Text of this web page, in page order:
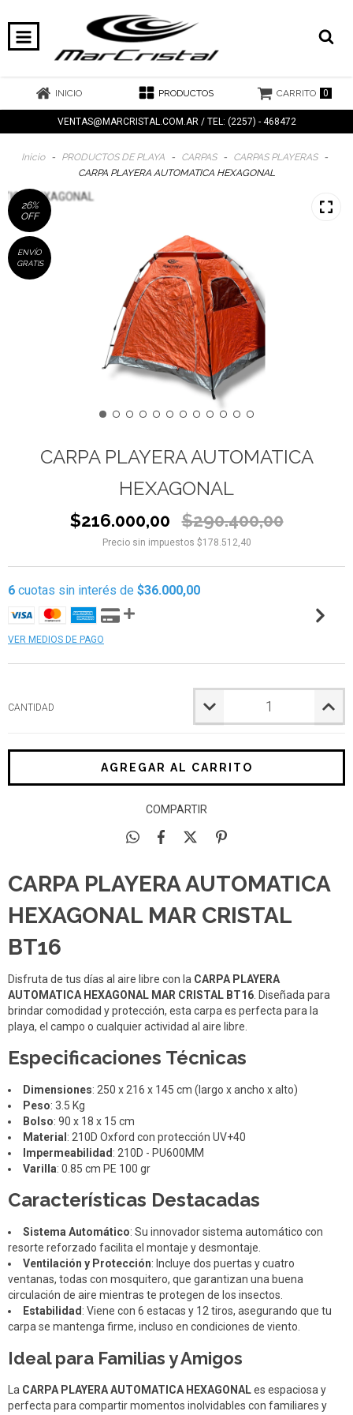
INICIO PRODUCTOS CARRITO 0
VENTAS@MARCRISTAL.COM.AR/ TEL: (2257) - 468472
Inicio - PRODUCTOS DE PLAYA - CARPAS - CARPAS PLAYERAS
-
CARPA PLAYERA AUTOMATICA HEXAGONAL
26%
OFF
ENVÍO
GRATIS
CARPA PLAYERA AUTOMATICA
HEXAGONAL
$216.000,00 $290.400,00
Precio sin impuestos $178.512,40
6 cuotas sin interés de $36.000,00
VER MEDIOS DE PAGO
CANTIDAD
COMPARTIR
CARPA PLAYERA AUTOMATICA
HEXAGONAL MAR CRISTAL
BT16
Disfruta de tus días al aire libre con la CARPA PLAYERA
AUTOMATICA HEXAGONAL MAR CRISTAL BT16 . Diseñada para
brindar comodidad y protección, esta carpa es perfecta para la
playa, el campo o cualquier actividad al aire libre.
Especificaciones Técnicas
Dimensiones: 250 x 216 x 145 cm (largo x ancho x alto)
Peso: 3.5 Kg
Bolso: 90 x 18 x 15 cm
Material : 210D Oxford con protección UV+40
Impermeabilidad : 210D - PU600MM
Varilla: 0.85 cm PE 100 gr
Características Destacadas
Sistema Automático: Su innovador sistema automático con
resorte reforzado facilita el montaje y desmontaje.
Ventilación y Protección: Incluye dos puertas y cuatro
ventanas, todas con mosquitero, que garantizan una buena
circulación de aire mientras te protegen de los insectos.
Estabilidad : Viene con 6 estacas y 12 tiros, asegurando que tu
carpa se mantenga firme, incluso en condiciones de viento.
Ideal para Familias y Amigos
La CARPA PLAYERA AUTOMATICA HEXAGONALes espaciosa y
perfecta para compartir momentos inolvidables con familiares y